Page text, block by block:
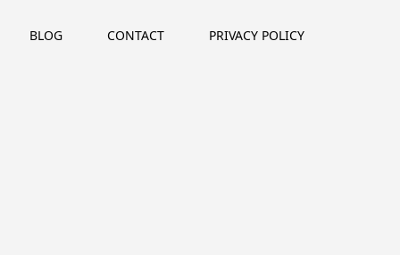
BLOG CONTACT PRIVACY POLICY